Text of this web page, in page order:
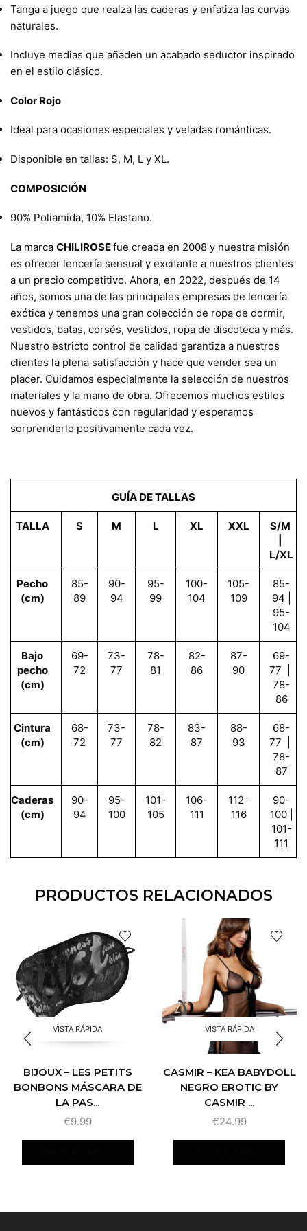
Tanga a juego que realza las caderas y enfatiza las curvas
naturales.
Incluye medias que añaden un acabado seductor inspirado
en el estilo clásico.
Color Rojo
Ideal para ocasiones especiales y veladas románticas.
Disponible en tallas: S, M, L y XL.
COMPOSICIÓN
90% Poliamida, 10% Elastano.
La marca CHILIROSEfue creada en 2008 y nuestra misión
es ofrecer lencería sensual y excitante a nuestros clientes
a un precio competitivo. Ahora, en 2022, después de 14
años, somos una de las principales empresas de lencería
exótica y tenemos una gran colección de ropa de dormir,
vestidos, batas, corsés, vestidos, ropa de discoteca y más.
Nuestro estricto control de calidad garantiza a nuestros
clientes la plena satisfacción y hace que vender sea un
placer. Cuidamos especialmente la selección de nuestros
materiales y la mano de obra. Ofrecemos muchos estilos
nuevos y fantásticos con regularidad y esperamos
sorprenderlo positivamente cada vez.
GUÍA DE TALLAS
TALLA S M L XL XXL
S/M
L/XL
Pecho
(cm)
85-
89
90-
94
95-
99
100-
104
105-
109
85-
94 |
95-
104
Bajo
pecho
(cm)
69-
72
73-
77
78-
81
82-
86
87-
90
69-
77 |
78-
86
Cintura
(cm)
68-
72
73-
77
78-
82
83-
87
88-
93
68-
77 |
78-
87
Caderas
(cm)
90-
94
95-
100
101-
105
106-
111
112-
116
90-
100 |
101-
111
PRODUCTOS RELACIONADOS
VISTA RÁPIDA
BIJOUX – LES PETITS
BONBONS MÁSCARA DE
LA PAS...
€9.99
VISTA RÁPIDA
CASMIR – KEA BABYDOLL
NEGRO EROTIC BY
CASMIR ...
€24.99